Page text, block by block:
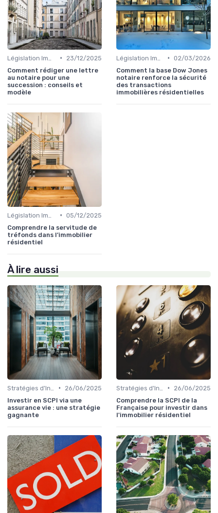
•
23/12/2025
Comment rédiger une lettre
au notaire pour une
succession : conseils et
modèle
• 02/03/2026
Comment la base Dow Jones
notaire renforce la sécurité
des transactions
immobilières résidentielles
• 05/12/2025
Comprendre la servitude de
tréfonds dans l’immobilier
résidentiel
À lire aussi
•
26/06/2025
Investir en SCPI via une
assurance vie : une stratégie
gagnante
•
26/06/2025
Comprendre la SCPI de la
Française pour investir dans
l'immobilier résidentiel